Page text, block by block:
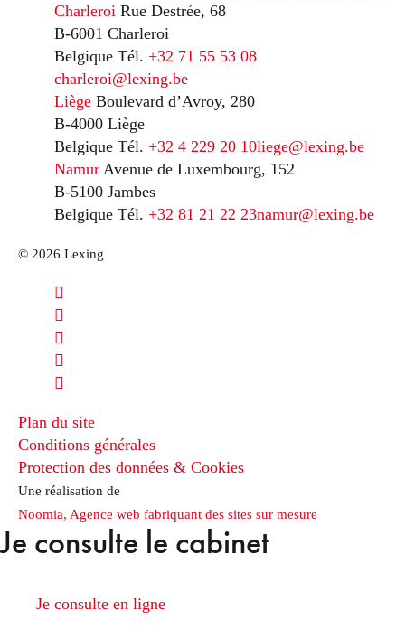
Charleroi Rue Destrée, 68
B-6001 Charleroi
Belgique Tél. +32 71 55 53 08
charleroi@lexing.be
Liège Boulevard d’Avroy, 280
B-4000 Liège
Belgique Tél. +32 4 229 20 10liege@lexing.be
Namur Avenue de Luxembourg, 152
B-5100 Jambes
Belgique Tél. +32 81 21 22 23namur@lexing.be
© 2026 Lexing
Plan du site
Conditions générales
Protection des données & Cookies
Une réalisation de
Noomia, Agence web fabriquant des sites sur mesure
Je consulte le cabinet
Je consulte en ligne